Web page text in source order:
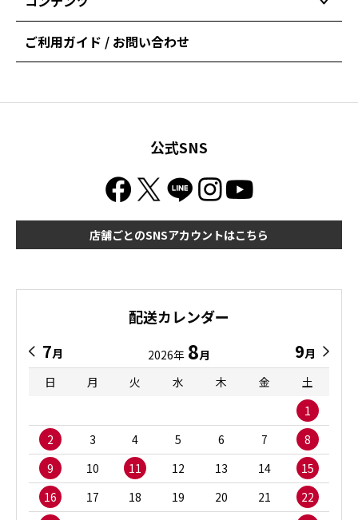
ご利用ガイド / お問い合わせ
公式SNS
店舗ごとのSNSアカウントはこちら
配送カレンダー
7月 2026年 8月 9月
日
月 火 水 木 金
土
1
2
3 4 5 6 7
8
9
10 11 12 13 14
15
16
17 18 19 20 21
22